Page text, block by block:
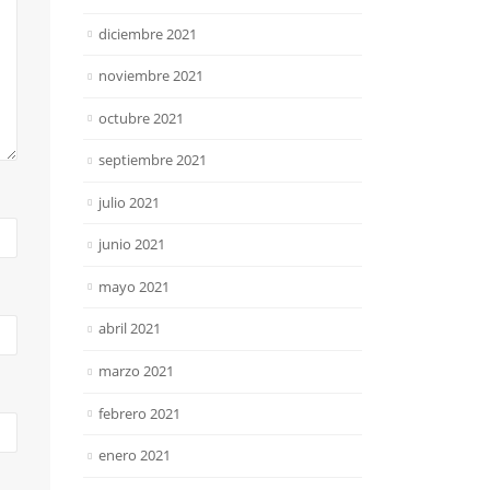
diciembre 2021
noviembre 2021
octubre 2021
septiembre 2021
julio 2021
junio 2021
mayo 2021
abril 2021
marzo 2021
febrero 2021
enero 2021